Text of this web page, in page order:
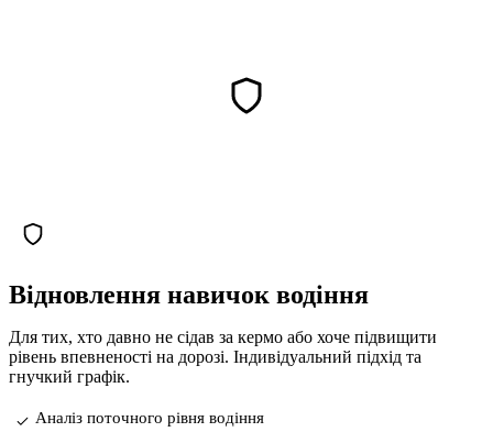
Відновлення навичок водіння
Для тих, хто давно не сідав за кермо або хоче підвищити
рівень впевненості на дорозі. Індивідуальний підхід та
гнучкий графік.
Аналіз поточного рівня водіння